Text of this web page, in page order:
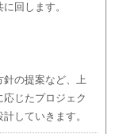
回します。
の提案など、上
じたプロジェク
していきます。